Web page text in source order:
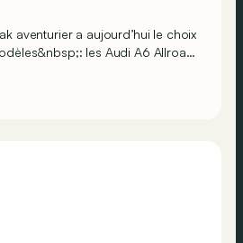
aventurier a aujourd’hui le choix
les Audi A6 Allroad
Country.</p> <br><br>